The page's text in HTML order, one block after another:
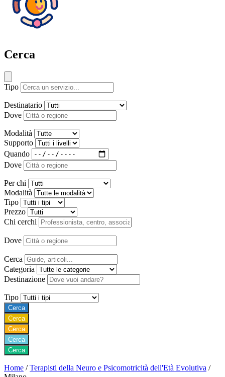
Cerca
Tipo
Destinatario
Dove
Modalità
Supporto
Quando
Dove
Per chi
Modalità
Tipo
Prezzo
Chi cerchi
Dove
Cerca
Categoria
Destinazione
Tipo
Cerca
Cerca
Cerca
Cerca
Cerca
Home / Terapisti della Neuro e Psicomotricità dell'Età Evolutiva /